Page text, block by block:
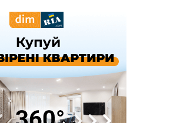
на "зебрі" водій Audi наїхав на
книгарень України - трохи більше ніж 6
два мотоциклісти збили жінку
лідерів за будівництвом новобудов і
цін на житло
купатися на Прикарпатті?